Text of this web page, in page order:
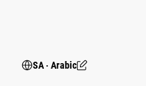
SA ‧ Arabic